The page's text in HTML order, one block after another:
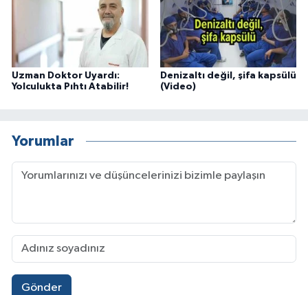
Uzman Doktor Uyardı:
Yolculukta Pıhtı Atabilir!
Denizaltı değil, şifa kapsülü
(Video)
Yorumlar
Gönder